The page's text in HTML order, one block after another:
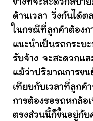
ข้างที่จะสะดวกสบา
ด้านเวลา วิ่งกันได้ต
ในกรณีที่ลูกค้าต้องก
แนะนำเป็นรถกระบ
รับจ้าง จะสะดวกแ
แม้ว่าปริมาณการขน
เทียบกับเวลาที่ลูกค้
การต้องรอรถหกล้อ
ตรงส่วนนี้ก็ขึ้นอยู่กับ